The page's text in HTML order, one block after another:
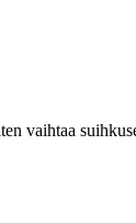
vaihtaa